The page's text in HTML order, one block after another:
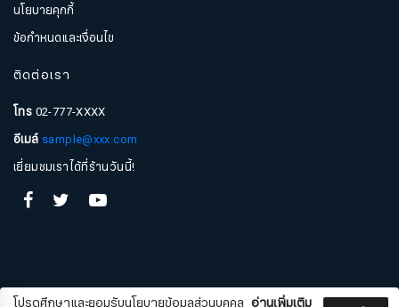
โปรดศึกษาและยอมรับนโยบายข้อมูลส่วนบุคคล อ่านเพิ่มเติม
นโยบายคุกกี้
ข้อกำหนดและเงื่อนไข
ติดต่อเรา
โทร 02-777-XXXX
อีเมล์ sample@xxx.com
เยี่ยมชมเราได้ที่ร้านวันนี้!
สมัครรับจดหมายข่าว
ชื่อ
นามสกุล